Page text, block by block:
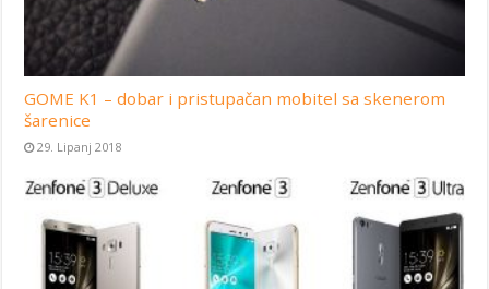
GOME K1 – dobar i pristupačan mobitel sa skenerom
šarenice
29. Lipanj 2018